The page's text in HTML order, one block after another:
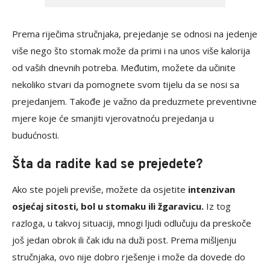
Prema riječima stručnjaka, prejedanje se odnosi na jedenje
više nego što stomak može da primi i na unos više kalorija
od vaših dnevnih potreba. Međutim, možete da učinite
nekoliko stvari da pomognete svom tijelu da se nosi sa
prejedanjem. Takođe je važno da preduzmete preventivne
mjere koje će smanjiti vjerovatnoću prejedanja u
budućnosti.
Šta da radite kad se prejedete?
Ako ste pojeli previše, možete da osjetite intenzivan
osjećaj sitosti, bol u stomaku ili žgaravicu. Iz tog
razloga, u takvoj situaciji, mnogi ljudi odlučuju da preskoče
još jedan obrok ili čak idu na duži post. Prema mišljenju
stručnjaka, ovo nije dobro rješenje i može da dovede do